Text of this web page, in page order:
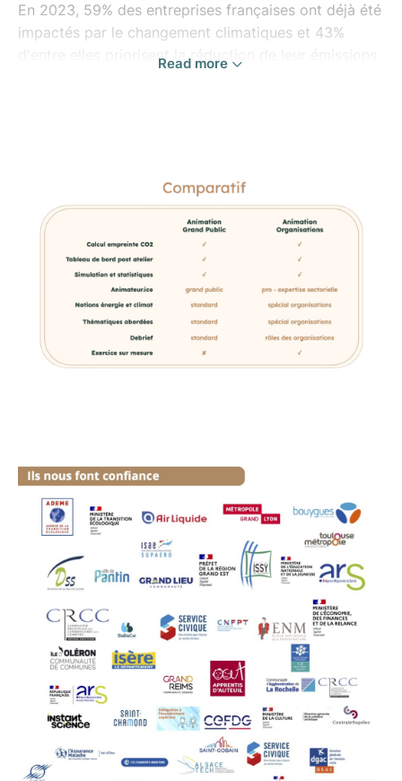
En 2023, 59% des entreprises françaises ont déjà été
impactés par le changement climatiques et 43%
d'entre elles priorisent la réduction de leur émissions
- Est-ce que les équipes comprennent l'articulation
entre crise climatique et le pouvoir d'action dans
leurs métiers ?
- Qu'est-ce qui est plus efficace: les eco-gestes, ou
les actions collectives ?
- Quelles sont les obligations auxquelles font face les
mais qu'en est-il de la biodiversité, des ressources
naturelles ?
2tonnes est un atelier de simulation de la transition
énergétique où les collaborateurs ont pour mission
de construire un scénario de transition,ensemble, afin
de limiter le changement climatique à +1,5°C.
Pour cela, ils vivront en accéléré les 30 prochaines
années et devront choisir des actions individuelles ET
collectives à l'échelle du pays.
Chaque action aura un impact sur les émissions de
gaz à effet de serre !
Read more